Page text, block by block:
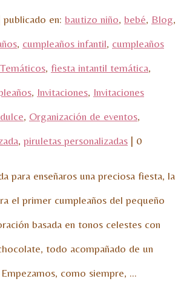
publicado en: bautizo niño, bebé, Blog,
, cumpleaños infantil, cumpleaños
, fiesta intantil temática,
, Invitaciones, Invitaciones
, Organización de eventos,
, piruletas personalizadas | 0
para enseñaros una preciosa fiesta, la
el primer cumpleaños del pequeño
basada en tonos celestes con
todo acompañado de un
como siempre, …